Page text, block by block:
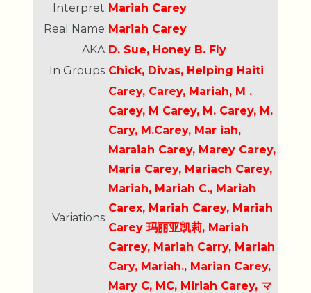
Interpret: Mariah Carey
Real Name: Mariah Carey
AKA: D. Sue, Honey B. Fly
In Groups: Chick, Divas, Helping Haiti
Variations:
Carey, Carey, Mariah, M .
Carey, M Carey, M. Carey, M.
Cary, M.Carey, Mar iah,
Maraiah Carey, Marey Carey,
Maria Carey, Mariach Carey,
Mariah, Mariah C., Mariah
Carex, Mariah Carey, Mariah
Carey 玛丽亚凯莉, Mariah
Carrey, Mariah Carry, Mariah
Cary, Mariah., Marian Carey,
Mary C, MC, Miriah Carey, マ